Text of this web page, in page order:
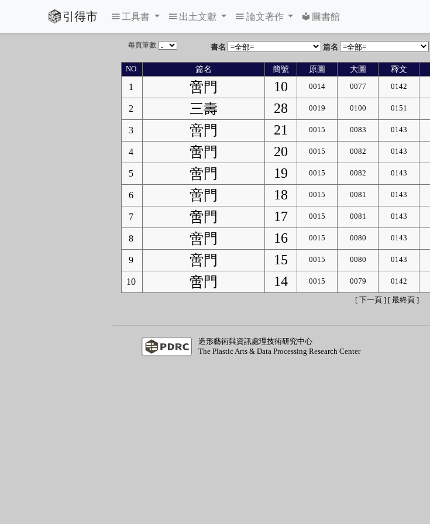
引得市 工具書 出土文獻 論文著作 圖書館
每頁筆數 書名 篇名
NO. 篇名 簡號 原圖 大圖 釋文
1
啻門 10 0014 0077 0142
2 三壽 28 0019 0100 0151
3 啻門 21 0015 0083 0143
4 啻門 20 0015 0082 0143
5 啻門 19 0015 0082 0143
6 啻門 18 0015 0081 0143
7 啻門 17 0015 0081 0143
8 啻門 16 0015 0080 0143
9 啻門 15 0015 0080 0143
10 啻門 14 0015 0079 0142
[ 下一頁 ] [ 最終頁 ]
造形藝術與資訊處理技術研究中心
The Plastic Arts & Data Processing Research Center